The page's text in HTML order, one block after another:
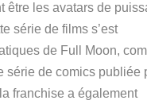
être les avatars de
série de films s’est
de Full Moon,
série de comics publiée
franchise a également